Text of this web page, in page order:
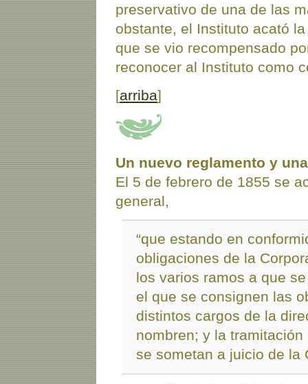
preservativo de una de las
obstante, el Instituto acató
que se vio recompensado
reconocer al Instituto como
[arriba]
Un nuevo reglamento y
El 5 de febrero de 1855 se
general,
“que estando en
obligaciones de la
los varios ramos a que
el que se consignen las
distintos cargos de la
nombren; y la
se sometan a juicio de la